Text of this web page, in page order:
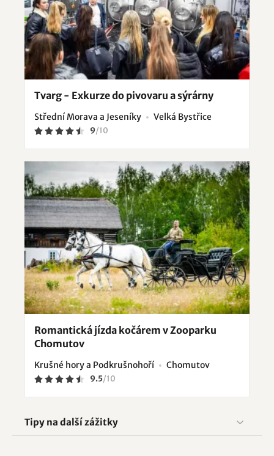
Tvarg - Exkurze do pivovaru a sýrárny
Střední Morava a Jeseníky Velká Bystřice
9/10
Romantická jízda kočárem v Zooparku
Chomutov
Krušné hory a Podkrušnohoří Chomutov
9.5/10
Tipy na další zážitky